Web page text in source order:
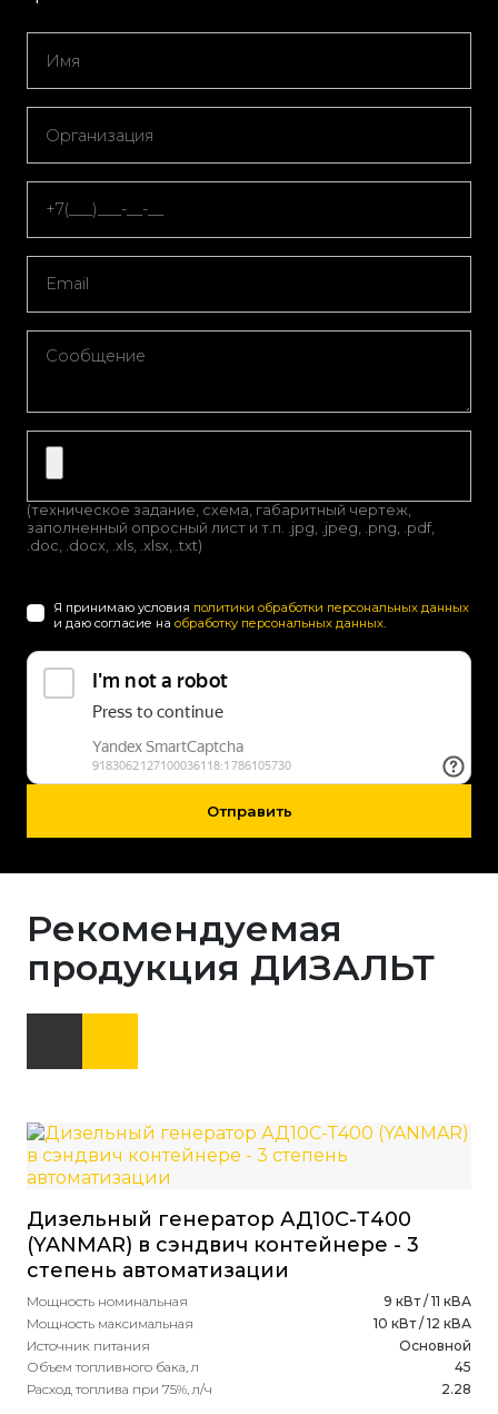
(техническое задание, схема, габаритный чертеж,
заполненный опросный лист и т.п. .jpg, .jpeg, .png, .pdf,
.doc, .docx, .xls, .xlsx, .txt)
Я принимаю условия политики обработки персональных данных
и даю согласие на обработку персональных данных.
Отправить
Рекомендуемая
продукция ДИЗАЛЬТ
Дизельный генератор АД10С-Т400
(YANMAR) в сэндвич контейнере - 3
степень автоматизации
Мощность номинальная
9 кВт / 11 кВА
Мощность максимальная
10 кВт / 12 кВА
Источник питания
Основной
Объем топливного бака, л
45
Расход топлива при 75%, л/ч
2.28